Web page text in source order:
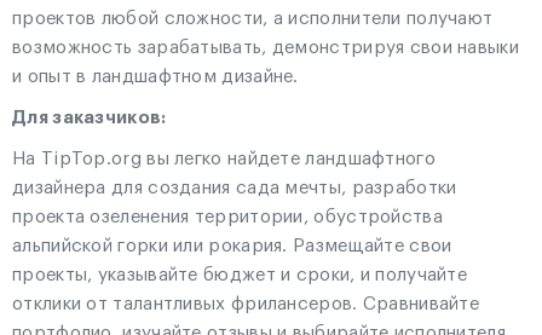
проектов любой сложности, а исполнители получают
возможность зарабатывать, демонстрируя свои навыки
и опыт в ландшафтном дизайне.
Для заказчиков:
На TipTop.org вы легко найдете ландшафтного
дизайнера для создания сада мечты, разработки
проекта озеленения территории, обустройства
альпийской горки или рокария. Размещайте свои
проекты, указывайте бюджет и сроки, и получайте
отклики от талантливых фрилансеров. Сравнивайте